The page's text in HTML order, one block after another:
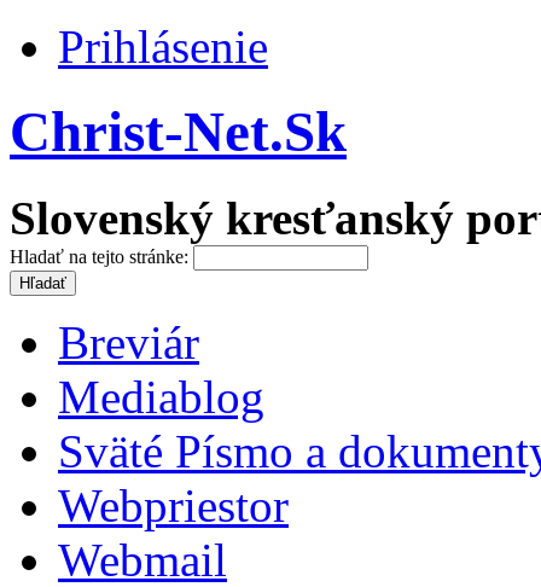
Prihlásenie
Christ-Net.Sk
Slovenský kresťanský
Hladať na tejto stránke:
Breviár
Mediablog
Sväté Písmo a
Webpriestor
Webmail